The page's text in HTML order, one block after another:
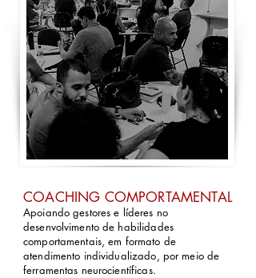
COACHING COMPORTAMENTAL
Apoiando gestores e líderes no
desenvolvimento de habilidades
comportamentais, em formato de
atendimento individualizado, por meio de
ferramentas neurocientíficas.